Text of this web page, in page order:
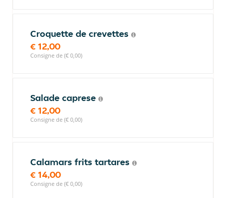
Croquette de crevettes
€ 12,00
Consigne de (€ 0,00)
Salade caprese
€ 12,00
Consigne de (€ 0,00)
Calamars frits tartares
€ 14,00
Consigne de (€ 0,00)